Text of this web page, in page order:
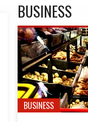
BUSINESS
BUSINESS